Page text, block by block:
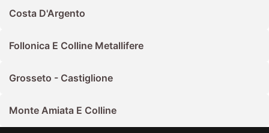
Costa D'Argento
Follonica E Colline Metallifere
Grosseto - Castiglione
Monte Amiata E Colline